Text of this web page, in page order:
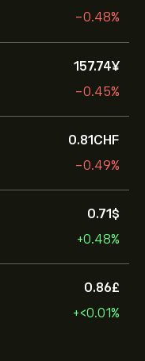
-0.48%
157.74‎¥‎
-0.45%
0.81‎CHF‎
-0.49%
0.71‎$‎
+0.48%
0.86‎£‎
+‎<‎0.01%